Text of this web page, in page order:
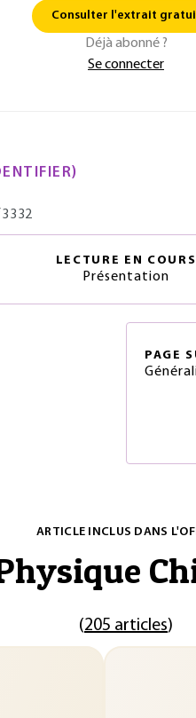
Consulter l'extrait
Déjà abonné ?
Se connecter
LECTURE EN COURS
Présentation
PAGE
ARTICLE INCLUS DANS
(205 articles)